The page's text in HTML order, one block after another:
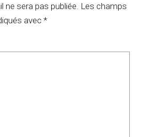
ne sera pas publiée. Les champs
avec *